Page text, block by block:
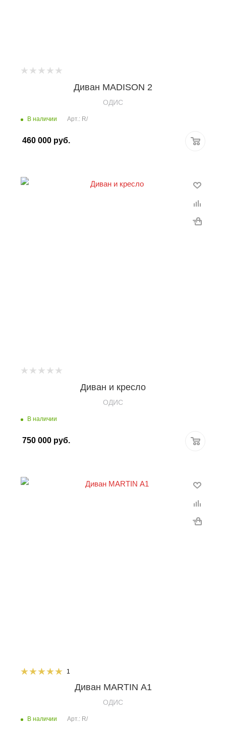
Диван MADISON 2
OДИС
В наличии Арт.: R/
460 000 руб.
Диван и кресло
OДИС
В наличии
750 000 руб.
1
Диван MARTIN А1
OДИС
В наличии Арт.: R/